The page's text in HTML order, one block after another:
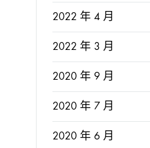
2022 年 4 月
2022 年 3 月
2020 年 9 月
2020 年 7 月
2020 年 6 月